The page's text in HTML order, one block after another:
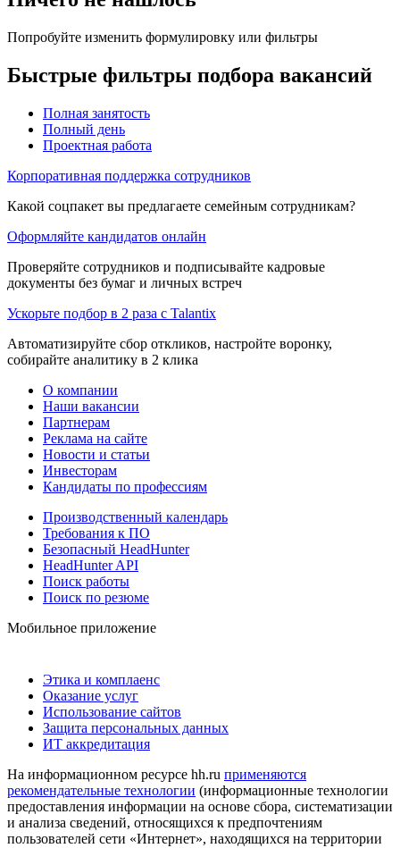
Попробуйте изменить формулировку или фильтры
Быстрые фильтры подбора вакансий
Полная занятость
Полный день
Проектная работа
Корпоративная поддержка сотрудников
Какой соцпакет вы предлагаете семейным сотрудникам?
Оформляйте кандидатов онлайн
Проверяйте сотрудников и подписывайте кадровые
документы без бумаг и личных встреч
Ускорьте подбор в 2 раза с Talantix
Автоматизируйте сбор откликов, настройте воронку,
собирайте аналитику в 2 клика
О компании
Наши вакансии
Партнерам
Реклама на сайте
Новости и статьи
Инвесторам
Кандидаты по профессиям
Производственный календарь
Требования к ПО
Безопасный HeadHunter
HeadHunter API
Поиск работы
Поиск по резюме
Мобильное приложение
Этика и комплаенс
Оказание услуг
Использование сайтов
Защита персональных данных
ИТ аккредитация
На информационном ресурсе hh.ru применяются
рекомендательные технологии (информационные технологии
предоставления информации на основе сбора, систематизации
и анализа сведений, относящихся к предпочтениям
пользователей сети «Интернет», находящихся на территории